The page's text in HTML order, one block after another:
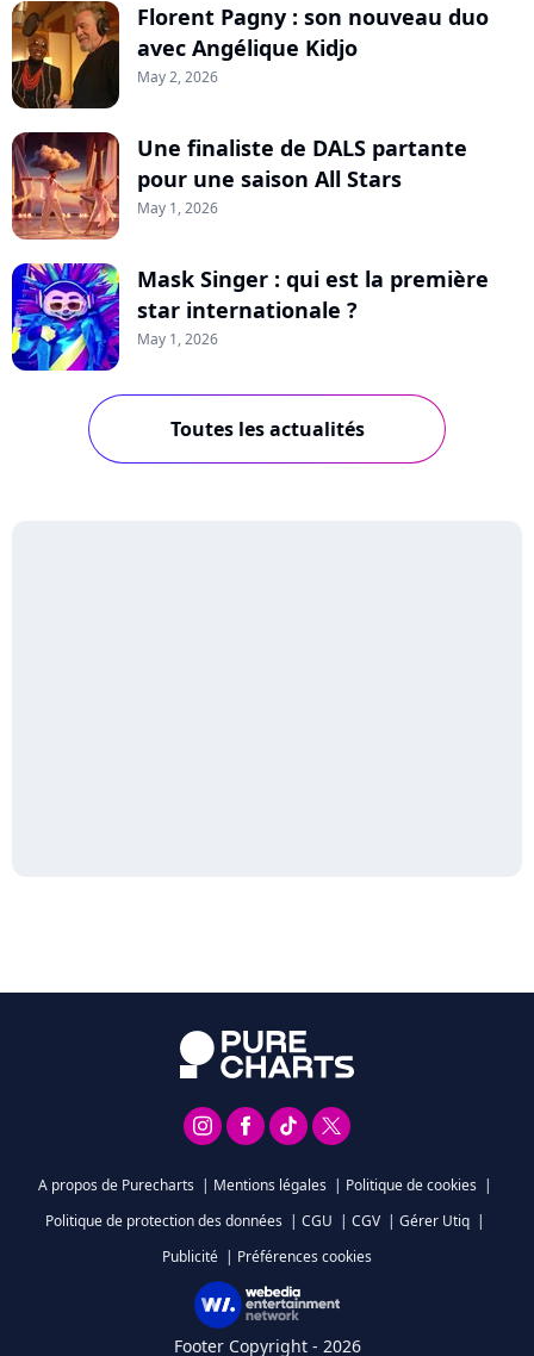
Florent Pagny : son nouveau duo
avec Angélique Kidjo
May 2, 2026
Une finaliste de DALS partante
pour une saison All Stars
May 1, 2026
Mask Singer : qui est la première
star internationale ?
May 1, 2026
Toutes les actualités
A propos de Purecharts | Mentions légales | Politique de cookies |
Politique de protection des données | CGU | CGV | Gérer Utiq |
Publicité | Préférences cookies
Footer Copyright - 2026